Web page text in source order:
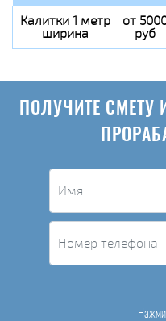
Калитки 1 метр
ширина
от
руб
ПОЛУЧИТЕ